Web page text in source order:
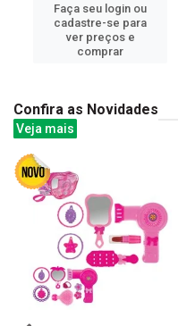
Faça seu login ou
cadastre-se para
ver preços e
comprar
Confira as Novidades
Veja mais